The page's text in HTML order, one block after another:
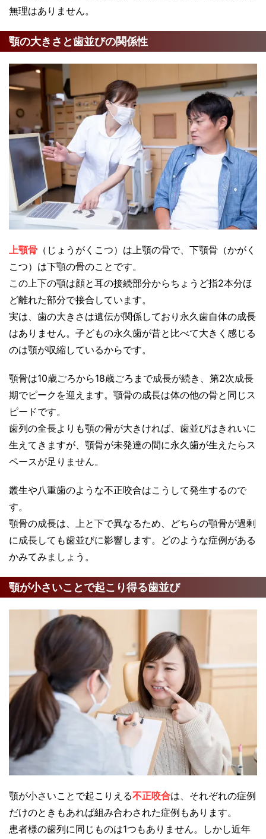
無理はありません。
顎の大きさと歯並びの関係性
上顎骨 （じょうがくこつ）は上顎の骨で、下顎骨（かがく
こつ）は下顎の骨のことです。
この上下の顎は顔と耳の接続部分からちょうど指2本分ほ
ど離れた部分で接合しています。
実は、歯の大きさは遺伝が関係しており永久歯自体の成長
はありません。子どもの永久歯が昔と比べて大きく感じる
のは顎が収縮しているからです。
顎骨は10歳ごろから18歳ごろまで成長が続き、第2次成長
期でピークを迎えます。顎骨の成長は体の他の骨と同じス
ピードです。
歯列の全長よりも顎の骨が大きければ、歯並びはきれいに
生えてきますが、顎骨が未発達の間に永久歯が生えたらス
ペースが足りません。
叢生や八重歯のような不正咬合はこうして発生するので
す。
顎骨の成長は、上と下で異なるため、どちらの顎骨が過剰
に成長しても歯並びに影響します。どのような症例がある
かみてみましょう。
顎が小さいことで起こり得る歯並び
顎が小さいことで起こりえる不正咬合は、それぞれの症例
だけのときもあれば組み合わされた症例もあります。
患者様の歯列に同じものは1つもありません。しかし近年